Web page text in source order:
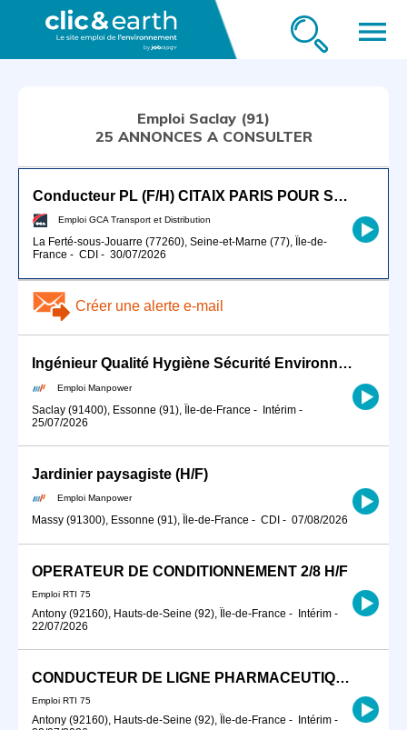
menu
Emploi Saclay (91)
25 ANNONCES A CONSULTER
Conducteur PL (F/H) CITAIX PARIS POUR SEPTEMBRE 2026
Emploi GCA Transport et Distribution
La Ferté-sous-Jouarre (77260), Seine-et-Marne (77), Île-de-
France - CDI - 30/07/2026
Créer une alerte e-mail
Ingénieur Qualité Hygiène Sécurité Environnement (QHSE) /prévention sécurité risques prof (H/F)
Emploi Manpower
Saclay (91400), Essonne (91), Île-de-France - Intérim -
25/07/2026
Jardinier paysagiste (H/F)
Emploi Manpower
Massy (91300), Essonne (91), Île-de-France - CDI - 07/08/2026
OPERATEUR DE CONDITIONNEMENT 2/8 H/F
Emploi RTI 75
Antony (92160), Hauts-de-Seine (92), Île-de-France - Intérim -
22/07/2026
CONDUCTEUR DE LIGNE PHARMACEUTIQUE
Emploi RTI 75
Antony (92160), Hauts-de-Seine (92), Île-de-France - Intérim -